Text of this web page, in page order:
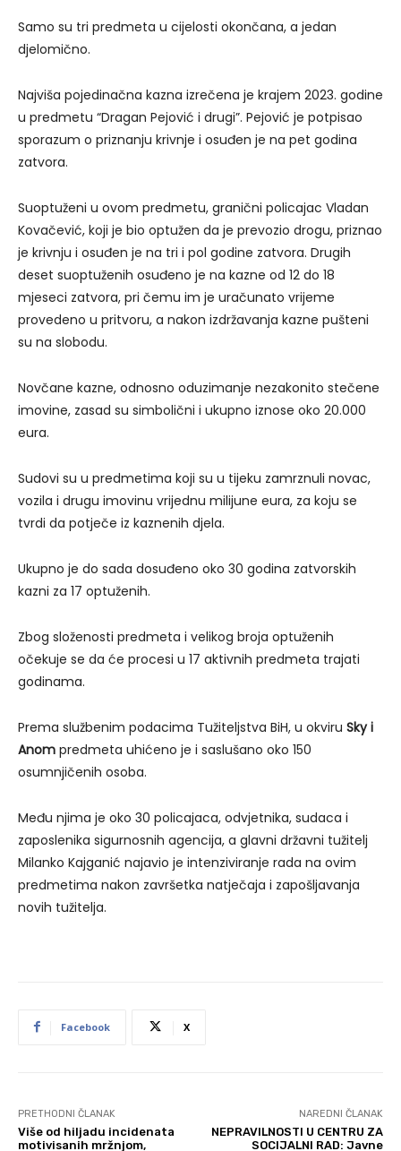
Samo su tri predmeta u cijelosti okončana, a jedan
djelomično.
Najviša pojedinačna kazna izrečena je krajem 2023. godine
u predmetu “Dragan Pejović i drugi”. Pejović je potpisao
sporazum o priznanju krivnje i osuđen je na pet godina
zatvora.
Suoptuženi u ovom predmetu, granični policajac Vladan
Kovačević, koji je bio optužen da je prevozio drogu, priznao
je krivnju i osuđen je na tri i pol godine zatvora. Drugih
deset suoptuženih osuđeno je na kazne od 12 do 18
mjeseci zatvora, pri čemu im je uračunato vrijeme
provedeno u pritvoru, a nakon izdržavanja kazne pušteni
su na slobodu.
Novčane kazne, odnosno oduzimanje nezakonito stečene
imovine, zasad su simbolični i ukupno iznose oko 20.000
eura.
Sudovi su u predmetima koji su u tijeku zamrznuli novac,
vozila i drugu imovinu vrijednu milijune eura, za koju se
tvrdi da potječe iz kaznenih djela.
Ukupno je do sada dosuđeno oko 30 godina zatvorskih
kazni za 17 optuženih.
Zbog složenosti predmeta i velikog broja optuženih
očekuje se da će procesi u 17 aktivnih predmeta trajati
godinama.
Prema službenim podacima Tužiteljstva BiH, u okviru Sky i
Anom predmeta uhićeno je i saslušano oko 150
osumnjičenih osoba.
Među njima je oko 30 policajaca, odvjetnika, sudaca i
zaposlenika sigurnosnih agencija, a glavni državni tužitelj
Milanko Kajganić najavio je intenziviranje rada na ovim
predmetima nakon završetka natječaja i zapošljavanja
novih tužitelja.
Facebook X
PRETHODNI ČLANAK
Više od hiljadu incidenata
motivisanih mržnjom,
NAREDNI ČLANAK
NEPRAVILNOSTI U CENTRU ZA
SOCIJALNI RAD: Javne